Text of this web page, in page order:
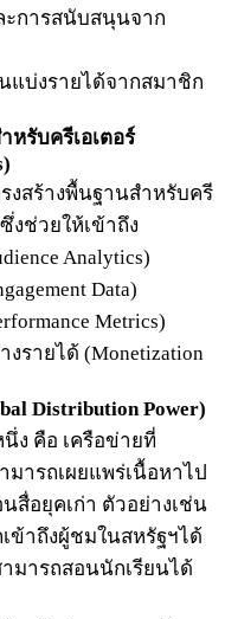
ะการสนับสนุนจาก
แบ่งรายได้จากสมาชิก
หรับครีเอเตอร์
งสร้างพื้นฐานสำหรับครี
ซึ่งช่วยให้เข้าถึง
Analytics)
Data)
Metrics)
รายได้ (Monetization
Distribution Power)
ง คือ เครือข่ายที่
มารถเผยแพร่เนื้อหาไป
สื่อยุคเก่า ตัวอย่างเช่น
ข้าถึงผู้ชมในสหรัฐฯได้
มารถสอนนักเรียนได้